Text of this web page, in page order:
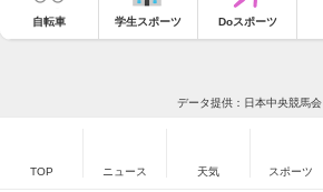
自転車 学生スポーツ Doスポーツ
データ提供：日本中央競馬会
TOP ニュース 天気 スポーツ